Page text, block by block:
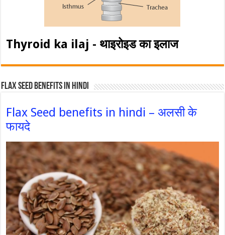
Thyroid ka ilaj - थाइरोइड का इलाज
Flax Seed Benefits in hindi
Flax Seed benefits in hindi – अलसी के
फायदे